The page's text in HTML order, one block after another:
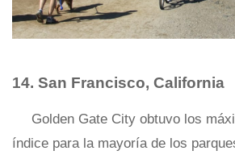
14. San Francisco, California
Golden Gate City obtuvo los
índice para la mayoría de los